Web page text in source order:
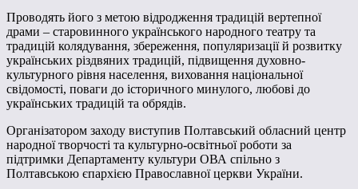
Проводять його з метою відродження традицій вертепної
драми – старовинного українського народного театру та
традицій колядування, збереження, популяризації й розвитку
українських різдвяних традицій, підвищення духовно-
культурного рівня населення, виховання національної
свідомості, поваги до історичного минулого, любові до
українських традицій та обрядів.
Організатором заходу виступив Полтавський обласний центр
народної творчості та культурно-освітньої роботи за
підтримки Департаменту культури ОВА спільно з
Полтавською єпархією Православної церкви України.